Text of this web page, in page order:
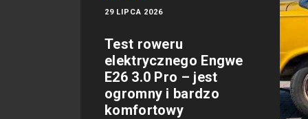
29 LIPCA 2026
Test roweru
elektrycznego Engwe
E26 3.0 Pro – jest
ogromny i bardzo
komfortowy